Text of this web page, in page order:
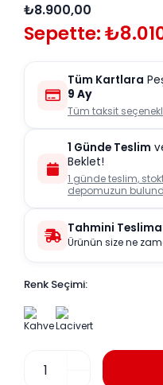
₺8.900,00
Sepette:
Tüm Kartlara
9 Ay
Tüm taksit
1 Günde Teslim
Beklet!
1 günde teslim,
depomuzun
Tahmini
Ürünün size ne
Renk Seçimi: